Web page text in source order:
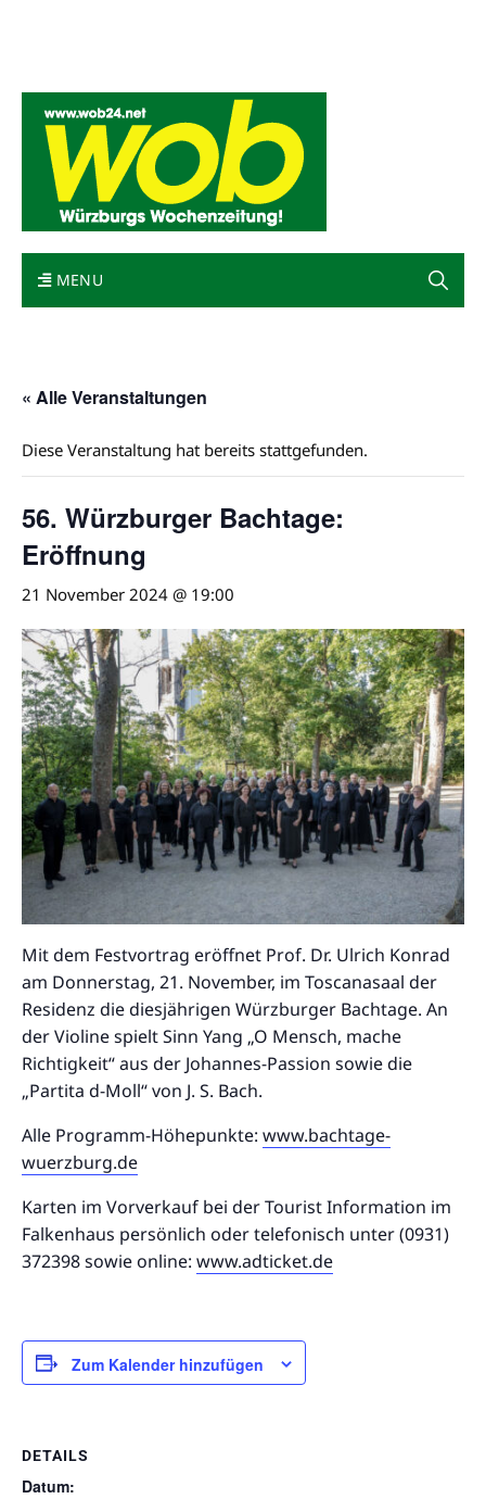
MENU
« Alle Veranstaltungen
Diese Veranstaltung hat bereits stattgefunden.
56. Würzburger Bachtage:
Eröffnung
21 November 2024 @ 19:00
Mit dem Festvortrag eröffnet Prof. Dr. Ulrich Konrad
am Donnerstag, 21. November, im Toscanasaal der
Residenz die diesjährigen Würzburger Bachtage. An
der Violine spielt Sinn Yang „O Mensch, mache
Richtigkeit“ aus der Johannes-Passion sowie die
„Partita d-Moll“ von J. S. Bach.
Alle Programm-Höhepunkte: www.bachtage-
wuerzburg.de
Karten im Vorverkauf bei der Tourist Information im
Falkenhaus persönlich oder telefonisch unter (0931)
372398 sowie online: www.adticket.de
Zum Kalender hinzufügen
DETAILS
Datum: